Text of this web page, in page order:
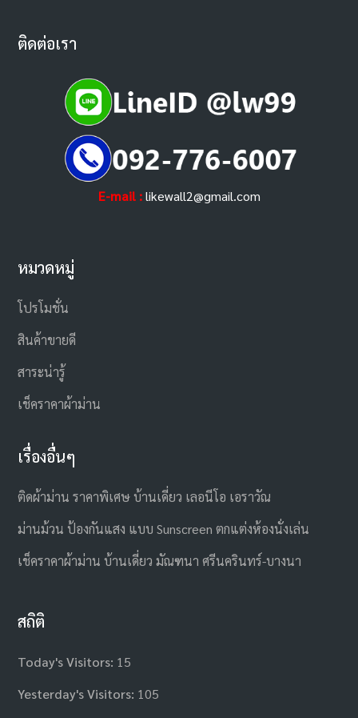
ติดต่อเรา
E-mail : likewall2@gmail.com
หมวดหมู่
โปรโมชั่น
สินค้าขายดี
สาระน่ารู้
เช็คราคาผ้าม่าน
เรื่องอื่นๆ
ติดผ้าม่าน ราคาพิเศษ บ้านเดี่ยว เลอนีโอ เอราวัณ
ม่านม้วน ป้องกันแสง แบบ Sunscreen ตกแต่งห้องนั่งเล่น
เช็คราคาผ้าม่าน บ้านเดี่ยว มัณฑนา ศรีนครินทร์-บางนา
สถิติ
Today's Visitors: 15
Yesterday's Visitors: 105